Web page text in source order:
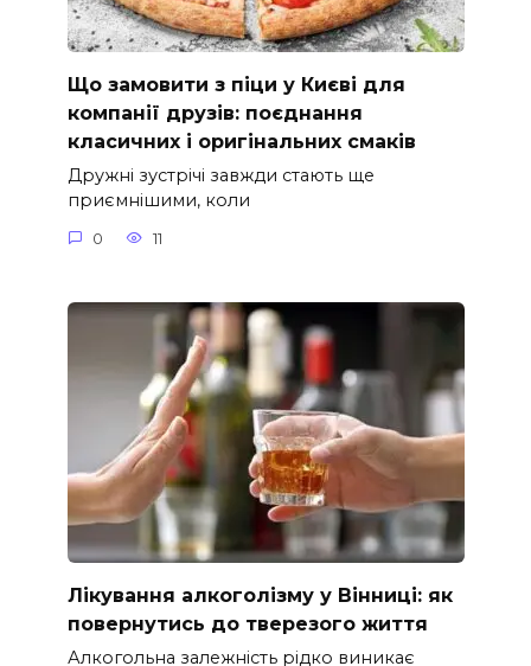
Що замовити з піци у Києві для
компанії друзів: поєднання
класичних і оригінальних смаків
Дружні зустрічі завжди стають ще
приємнішими, коли
0 11
Лікування алкоголізму у Вінниці: як
повернутись до тверезого життя
Алкогольна залежність рідко виникає